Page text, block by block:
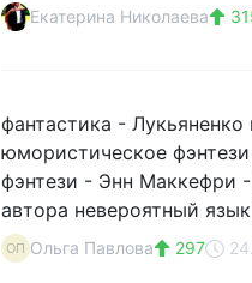
Екатерина Николаева
фантастика - Лукьяненко
юмористическое
фэнтези - Энн Маккефри
автора невероятный
ОП Ольга Павлова 297